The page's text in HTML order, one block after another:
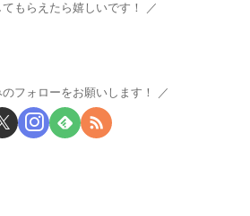
もらえたら嬉しいです！
フォローをお願いします！